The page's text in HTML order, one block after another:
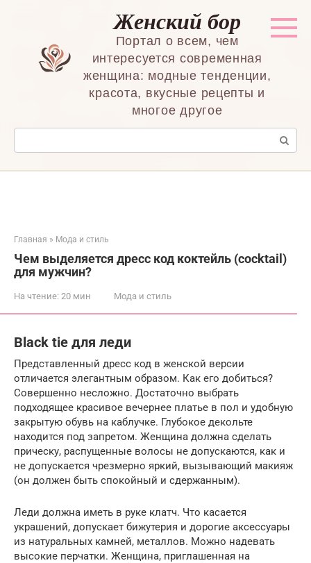
Женский бор
Портал о всем, чем
интересуется современная
женщина: модные тенденции,
красота, вкусные рецепты и
многое другое
Поиск:
Главная » Мода и стиль
Чем выделяется дресс код коктейль (cocktail)
для мужчин?
На чтение: 20 мин Мода и стиль
Black tie для леди
Представленный дресс код в женской версии
отличается элегантным образом. Как его добиться?
Совершенно несложно. Достаточно выбрать
подходящее красивое вечернее платье в пол и удобную
закрытую обувь на каблучке. Глубокое декольте
находится под запретом. Женщина должна сделать
прическу, распущенные волосы не допускаются, как и
не допускается чрезмерно яркий, вызывающий макияж
(он должен быть спокойный и сдержанным).
Леди должна иметь в руке клатч. Что касается
украшений, допускает бижутерия и дорогие аксессуары
из натуральных камней, металлов. Можно надевать
высокие перчатки. Женщина, приглашенная на